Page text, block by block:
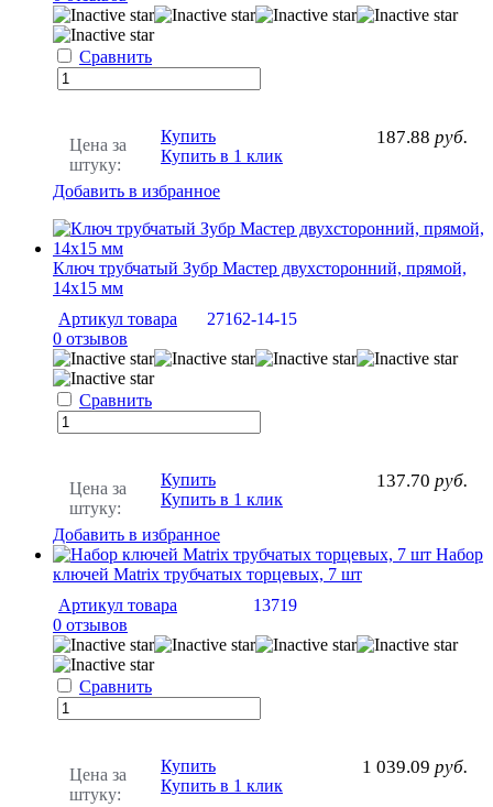
Сравнить
Цена за
штуку:
187.88 руб.
Купить
Купить в 1 клик
Добавить в избранное
Ключ трубчатый Зубр Мастер двухсторонний, прямой,
14х15 мм
Артикул товара
27162-14-15
0 отзывов
Сравнить
Цена за
штуку:
137.70 руб.
Купить
Купить в 1 клик
Добавить в избранное
Набор
ключей Matrix трубчатых торцевых, 7 шт
Артикул товара
13719
0 отзывов
Сравнить
Цена за
штуку:
1 039.09 руб.
Купить
Купить в 1 клик